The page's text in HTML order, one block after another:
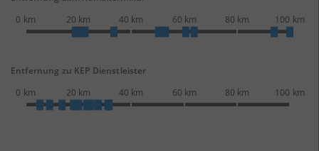
0 km
20 km 40 km 60 km 80 km 100 km
Entfernung zu KEP Dienstleister
0 km
20 km 40 km 60 km 80 km 100 km